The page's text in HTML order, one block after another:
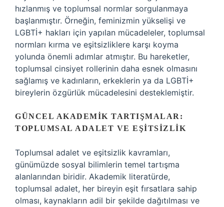
hızlanmış ve toplumsal normlar sorgulanmaya
başlanmıştır. Örneğin, feminizmin yükselişi ve
LGBTİ+ hakları için yapılan mücadeleler, toplumsal
normları kırma ve eşitsizliklere karşı koyma
yolunda önemli adımlar atmıştır. Bu hareketler,
toplumsal cinsiyet rollerinin daha esnek olmasını
sağlamış ve kadınların, erkeklerin ya da LGBTİ+
bireylerin özgürlük mücadelesini desteklemiştir.
GÜNCEL AKADEMIK TARTIŞMALAR:
TOPLUMSAL ADALET VE EŞITSIZLIK
Toplumsal adalet ve eşitsizlik kavramları,
günümüzde sosyal bilimlerin temel tartışma
alanlarından biridir. Akademik literatürde,
toplumsal adalet, her bireyin eşit fırsatlara sahip
olması, kaynakların adil bir şekilde dağıtılması ve